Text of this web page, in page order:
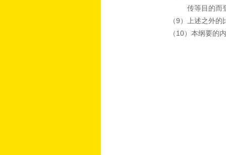
传等目的而
（9）上述之外
（10）本纲要的